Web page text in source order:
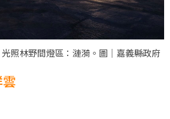
照林野間燈區：漣漪。圖｜嘉義縣政府